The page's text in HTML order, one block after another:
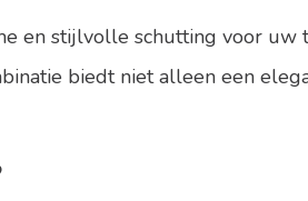
en stijlvolle schutting voor
biedt niet alleen een